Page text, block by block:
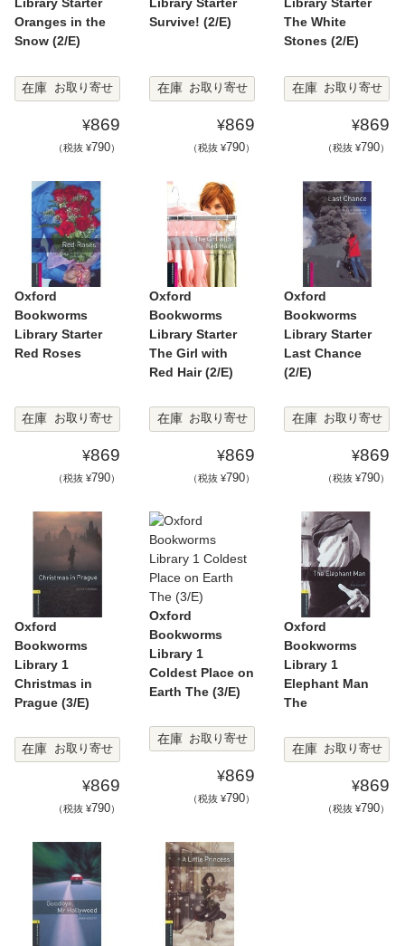
Library Starter
Oranges in the
Snow (2/E)
在庫 お取り寄せ
¥869
（税抜 ¥790）
Library Starter
Survive! (2/E)
在庫 お取り寄せ
¥869
（税抜 ¥790）
Library Starter
The White
Stones (2/E)
在庫 お取り寄せ
¥869
（税抜 ¥790）
Oxford
Bookworms
Library Starter
Red Roses
在庫 お取り寄せ
¥869
（税抜 ¥790）
Oxford
Bookworms
Library Starter
The Girl with
Red Hair (2/E)
在庫 お取り寄せ
¥869
（税抜 ¥790）
Oxford
Bookworms
Library Starter
Last Chance
(2/E)
在庫 お取り寄せ
¥869
（税抜 ¥790）
Oxford
Bookworms
Library 1
Christmas in
Prague (3/E)
在庫 お取り寄せ
¥869
（税抜 ¥790）
Oxford
Bookworms
Library 1
Coldest Place on
Earth The (3/E)
在庫 お取り寄せ
¥869
（税抜 ¥790）
Oxford
Bookworms
Library 1
Elephant Man
The
在庫 お取り寄せ
¥869
（税抜 ¥790）